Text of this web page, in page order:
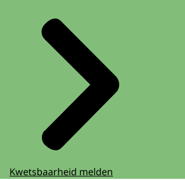
Kwetsbaarheid melden